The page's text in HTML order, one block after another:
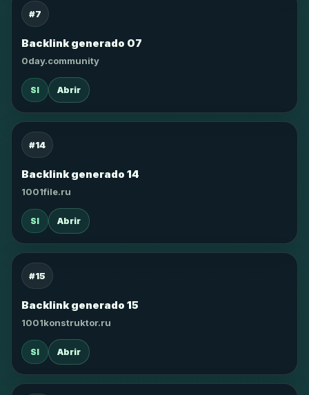
#7
Backlink generado 07
0day.community
SI Abrir
#14
Backlink generado 14
1001file.ru
SI Abrir
#15
Backlink generado 15
1001konstruktor.ru
SI Abrir